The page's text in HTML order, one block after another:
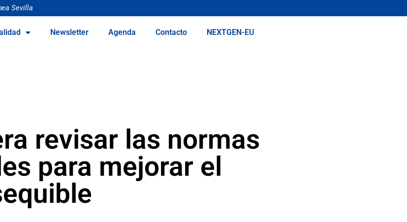
Sevilla
Newsletter Agenda Contacto NEXTGEN-EU
revisar las normas
para mejorar el